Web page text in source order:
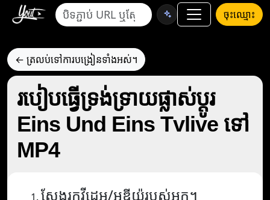
ចុះឈ្មោះ
← ត្រលប់ទៅការបង្រៀនទាំងអស់។
របៀបធ្វើទ្រង់ទ្រាយផ្លាស់ប្តូរ
Eins Und Eins Tvlive ទៅ
MP4
ស្វែងរកវីដេអូ/អូឌីយ៉ូរបស់អ្នក។